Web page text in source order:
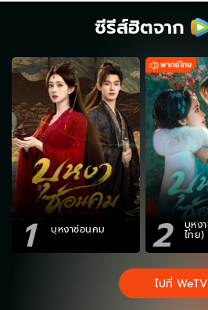
ซีรีส์ฮิตจาก
1 บุหงาซ่อนคม 2 บุหง
ไทย)
ไปที่ WeTV